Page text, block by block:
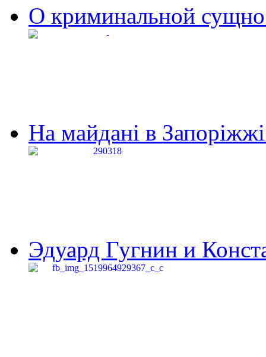
О криминальной
На майдані в
Эдуард Гугнин и